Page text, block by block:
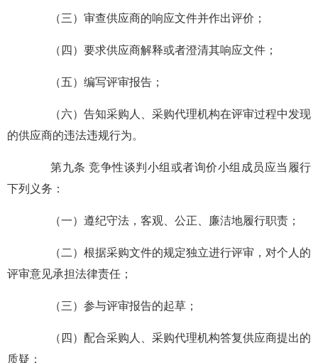
（三）审查供应商的响应文件并作出评价；
（四）要求供应商解释或者澄清其响应文件；
（五）编写评审报告；
（六）告知采购人、采购代理机构在评审过程中发现
的供应商的违法违规行为。
第九条 竞争性谈判小组或者询价小组成员应当履行
下列义务：
（一）遵纪守法，客观、公正、廉洁地履行职责；
（二）根据采购文件的规定独立进行评审，对个人的
评审意见承担法律责任；
（三）参与评审报告的起草；
（四）配合采购人、采购代理机构答复供应商提出的
质疑；